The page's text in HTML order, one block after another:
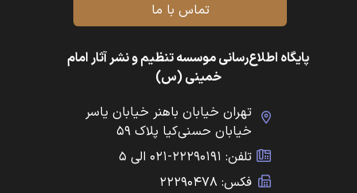
تماس با ما
پایگاه اطلاع‌رسانی موسسه تنظیم و نشر آثار امام
خمینی (س)
تهران خیابان باهنر خیابان یاسر
خیابان حسنی‌کیا پلاک ۵۹
تلفن: ۲۲۲۹۰۱۹۱-۰۲۱ الی ۵
فکس: ۲۲۲۹۰۴۷۸